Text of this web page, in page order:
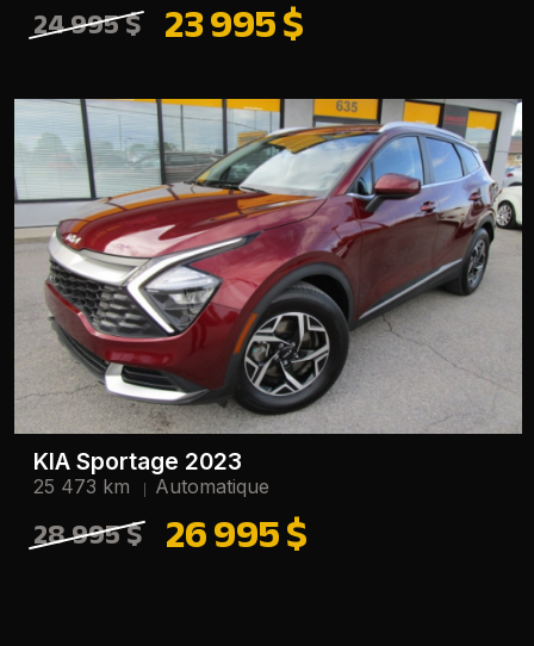
24 995 $ 23 995 $
KIA Sportage 2023
25 473 km Automatique
28 995 $ 26 995 $